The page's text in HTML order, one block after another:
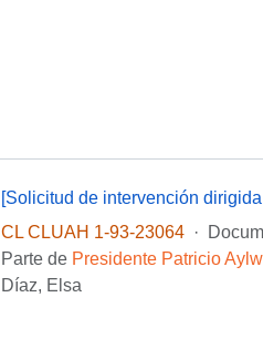
CL CLUAH 1-93-23064
·
Parte de Presidente Patricio
Díaz, Elsa